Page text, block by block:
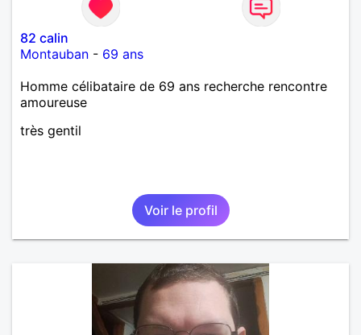
82 calin
Montauban - 69 ans
Homme célibataire de 69 ans recherche rencontre
amoureuse
très gentil
Voir le profil